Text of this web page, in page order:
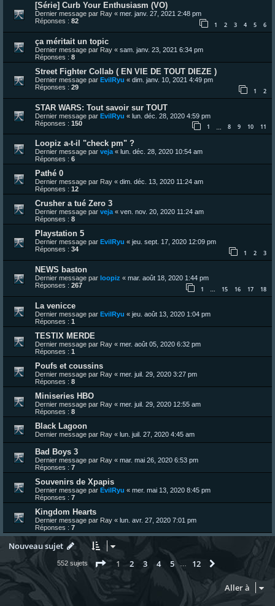
[Série] Curb Your Enthusiasm (VO)
Dernier message par Ray « mer. janv. 27, 2021 2:48 pm
Réponses : 82 1 2 3 4 5 6
ça méritait un topic
Dernier message par Ray « sam. janv. 23, 2021 6:34 pm
Réponses : 8
Street Fighter Collab ( EN VIE DE TOUT DIEZE )
Dernier message par EvilRyu « dim. janv. 10, 2021 4:49 pm
Réponses : 29 1 2
STAR WARS: Tout savoir sur TOUT
Dernier message par EvilRyu « lun. déc. 28, 2020 4:59 pm
Réponses : 150 1 8 9 10 11
Loopiz a-t-il "check pm" ?
Dernier message par veja « lun. déc. 28, 2020 10:54 am
Réponses : 6
Pathé 0
Dernier message par Ray « dim. déc. 13, 2020 11:24 am
Réponses : 12
Crusher a tué Zero 3
Dernier message par veja « ven. nov. 20, 2020 11:24 am
Réponses : 8
Playstation 5
Dernier message par EvilRyu « jeu. sept. 17, 2020 12:09 pm
Réponses : 34 1 2 3
NEWS baston
Dernier message par loopiz « mar. août 18, 2020 1:44 pm
Réponses : 267 1 … 15 16 17 18
La venicce
Dernier message par EvilRyu « jeu. août 13, 2020 1:04 pm
Réponses : 1
TESTIX MERDE
Dernier message par Ray « mer. août 05, 2020 6:32 pm
Réponses : 1
Poufs et coussins
Dernier message par Ray « mer. juil. 29, 2020 3:27 pm
Réponses : 8
Miniseries HBO
Dernier message par Ray « mer. juil. 29, 2020 12:55 am
Réponses : 8
Black Lagoon
Dernier message par Ray « lun. juil. 27, 2020 4:45 am
Bad Boys 3
Dernier message par Ray « mar. mai 26, 2020 6:53 pm
Réponses : 7
Souvenirs de Xpapis
Dernier message par EvilRyu « mer. mai 13, 2020 8:45 pm
Réponses : 7
Kingdom Hearts
Dernier message par Ray « lun. avr. 27, 2020 7:01 pm
Réponses : 7
Nouveau sujet
552 sujets Page 1sur12
1 2 3 4 5 12
Aller à